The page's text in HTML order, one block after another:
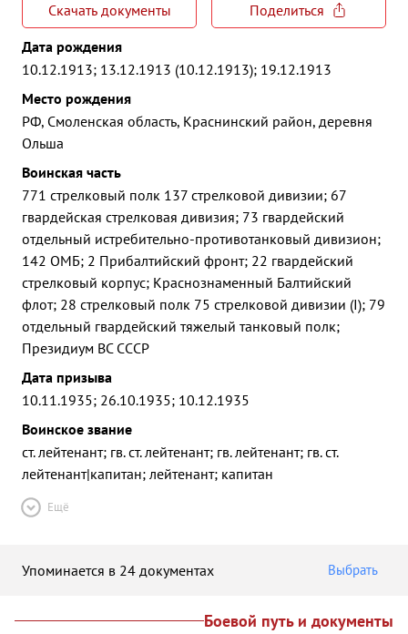
Скачать документы
Поделиться
Дата рождения
10.12.1913; 13.12.1913 (10.12.1913); 19.12.1913
Место рождения
РФ, Смоленская область, Краснинский район, деревня
Ольша
Воинская часть
771 стрелковый полк 137 стрелковой дивизии; 67
гвардейская стрелковая дивизия; 73 гвардейский
отдельный истребительно-противотанковый дивизион;
142 ОМБ; 2 Прибалтийский фронт; 22 гвардейский
стрелковый корпус; Краснознаменный Балтийский
флот; 28 стрелковый полк 75 стрелковой дивизии (I); 79
отдельный гвардейский тяжелый танковый полк;
Президиум ВС СССР
Дата призыва
10.11.1935; 26.10.1935; 10.12.1935
Воинское звание
ст. лейтенант; гв. ст. лейтенант; гв. лейтенант; гв. ст.
лейтенант|капитан; лейтенант; капитан
Ещё
Упоминается в 24 документах Выбрать
Боевой путь и документы